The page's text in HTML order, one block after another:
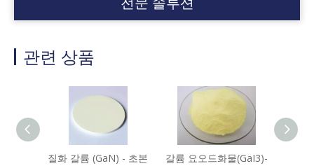
관련 상품
질화 갈륨 (GaN) - 초본
갈륨 요오드화물(GaI3)-